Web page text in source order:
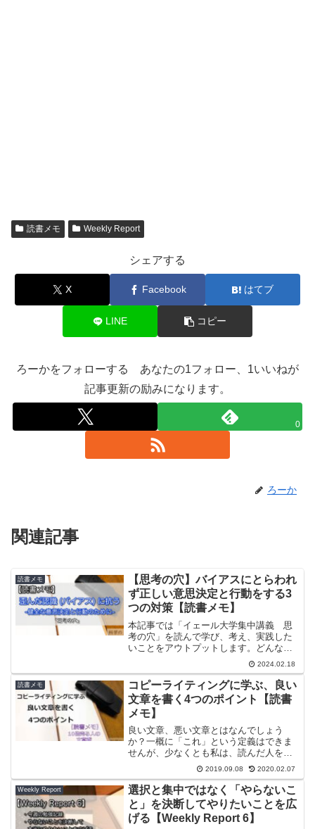
読書メモ Weekly Report
シェアする
X Facebook はてブ
LINE コピー
ろーかをフォローする あなたの1フォロー、1いいねが
記事更新の励みになります。
0
ろーか
関連記事
読書メモ
【思考の穴】バイアスにとらわれ
ず正しい意思決定と行動をする3
つの対策【読書メモ】
本記事では「イェール大学集中講義 思
考の穴」を読んで学び、考え、実践した
いことをアウトプットします。どんなに
頭の良い人であっても、誰もが必ずバイ
アスにとらわれる。そんな厄介な人間の
思考の穴に、どうやって立ち向かうのか
を解説した良本でした。自...
2024.02.18
読書メモ
コピーライティングに学ぶ、良い
文章を書く4つのポイント【読書
メモ】
良い文章、悪い文章とはなんでしょう
か？一概に「これ」という定義はできま
せんが、少なくとも私は、読んだ人を動
かすことができる文章が良い文章だと考
えます。ではそのような文章を書くため
にはどうしたらよいかということで、も
のを買わせるための広告で使...
2019.09.08 2020.02.07
Weekly Report
選択と集中ではなく「やらないこ
と」を決断してやりたいことを広
げる【Weekly Report 6】